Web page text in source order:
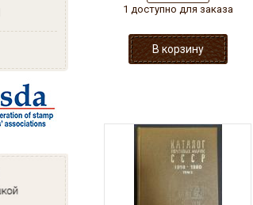
1 доступно для заказа